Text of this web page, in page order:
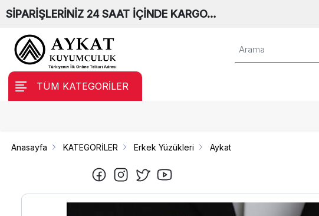
SİPARİŞLERİNİZ 24 SAAT İÇİNDE KARGO…
TÜM KATEGORİLER
Anasayfa KATEGORİLER Erkek Yüzükleri Aykat